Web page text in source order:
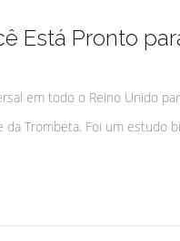
Está Pronto
em todo o Reino Unido
da Trombeta. Foi um estudo